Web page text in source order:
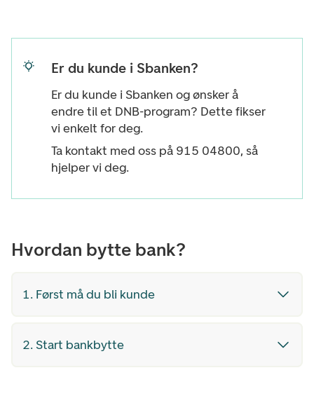
Er du kunde i Sbanken?
Er du kunde i Sbanken og ønsker å
endre til et DNB-program? Dette fikser
vi enkelt for deg.
Ta kontakt med oss på 915 04800, så
hjelper vi deg.
Hvordan bytte bank?
1. Først må du bli kunde
2. Start bankbytte